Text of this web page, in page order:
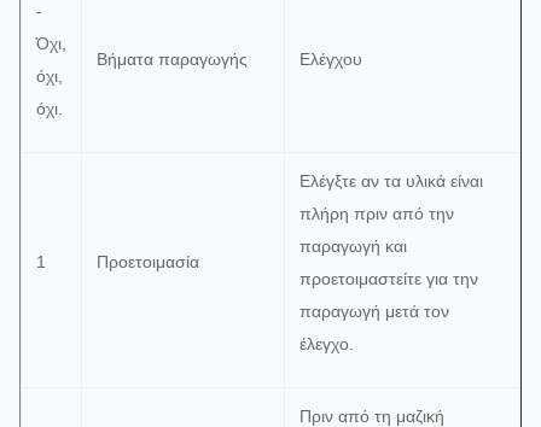
Εμφάνιση
επαγωγικότητα,
χωρητικότητα
Ο
ανιχνευτής
γέφυρας
-
Όχι,
όχι,
όχι.
Βήματα παραγωγής Ελέγχου
1 Προετοιμασία
Ελέγξτε αν τα υλικά είναι
πλήρη πριν από την
παραγωγή και
προετοιμαστείτε για την
παραγωγή μετά τον
έλεγχο.
Πριν από τη μαζική